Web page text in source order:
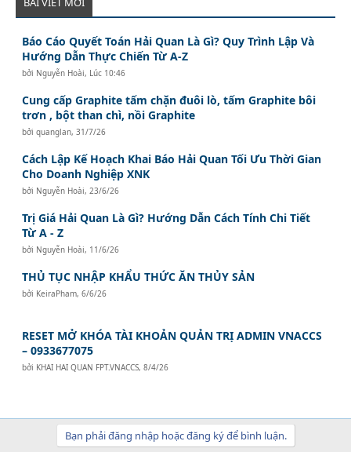
Báo Cáo Quyết Toán Hải Quan Là Gì? Quy Trình Lập Và
Hướng Dẫn Thực Chiến Từ A-Z
bởi Nguyễn Hoài, Lúc 10:46
Cung cấp Graphite tấm chặn đuôi lò, tấm Graphite bôi
trơn , bột than chì, nồi Graphite
bởiquanglan,31/7/26
Cách Lập Kế Hoạch Khai Báo Hải Quan Tối Ưu Thời Gian
Cho Doanh Nghiệp XNK
bởi Nguyễn Hoài, 23/6/26
Trị Giá Hải Quan Là Gì? Hướng Dẫn Cách Tính Chi Tiết
Từ A - Z
bởi Nguyễn Hoài, 11/6/26
THỦ TỤC NHẬP KHẨU THỨC ĂN THỦY SẢN
bởi KeiraPham,6/6/26
RESET MỞ KHÓA TÀI KHOẢN QUẢN TRỊ ADMIN VNACCS
– 0933677075
bởi KHAI HAI QUAN FPT.VNACCS,8/4/26
Bạn phải đăng nhập hoặc đăng ký để bình luận.